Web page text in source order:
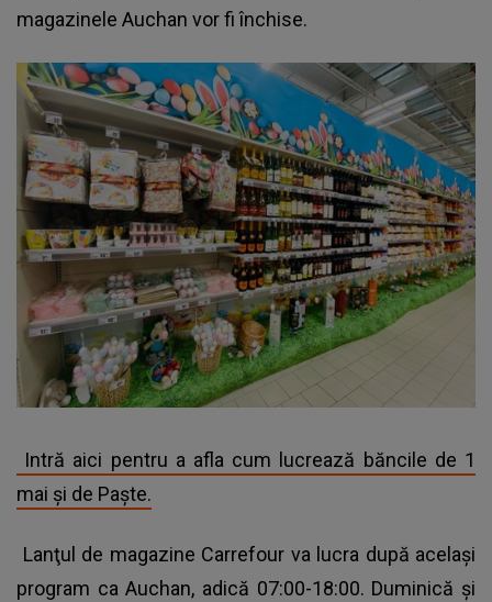
magazinele Auchan vor fi închise.
Intră aici pentru a afla cum lucrează băncile de 1
mai şi de Paşte.
Lanţul de magazine Carrefour va lucra după acelaşi
program ca Auchan, adică 07:00-18:00. Duminică şi